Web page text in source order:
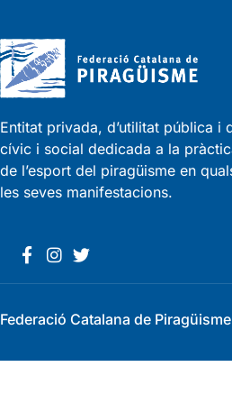
Entitat privada, d’utilitat pública i
cívic i social dedicada a la
de l’esport del piragüisme en
les seves manifestacions.
Federació Catalana de